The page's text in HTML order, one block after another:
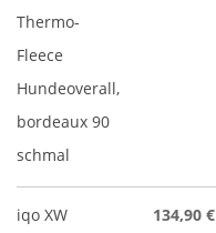
Thermo-
Fleece
Hundeoverall,
bordeaux 90
schmal
iqo XW
134,90 €